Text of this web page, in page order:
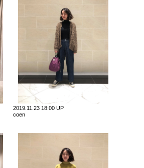
2019.11.23 18:00 UP
coen